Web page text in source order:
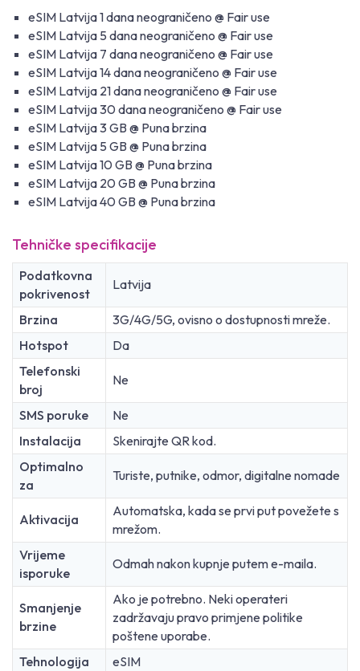
eSIM Latvija 1 dana neograničeno @ Fair use
eSIM Latvija 5 dana neograničeno @ Fair use
eSIM Latvija 7 dana neograničeno @ Fair use
eSIM Latvija 14 dana neograničeno @ Fair use
eSIM Latvija 21 dana neograničeno @ Fair use
eSIM Latvija 30 dana neograničeno @ Fair use
eSIM Latvija 3 GB @ Puna brzina
eSIM Latvija 5 GB @ Puna brzina
eSIM Latvija 10 GB @ Puna brzina
eSIM Latvija 20 GB @ Puna brzina
eSIM Latvija 40 GB @ Puna brzina
Tehničke specifikacije
Podatkovna
pokrivenost
Latvija
Brzina
3G/4G/5G, ovisno o dostupnosti mreže.
Hotspot
Da
Telefonski
broj
Ne
SMS poruke
Ne
Instalacija
Skenirajte QR kod.
Optimalno
za
Turiste, putnike, odmor, digitalne nomade
Aktivacija
Automatska, kada se prvi put povežete s
mrežom.
Vrijeme
isporuke
Odmah nakon kupnje putem e-maila.
Smanjenje
brzine
Ako je potrebno. Neki operateri
zadržavaju pravo primjene politike
poštene uporabe.
Tehnologija
eSIM